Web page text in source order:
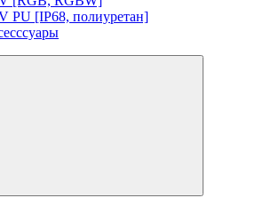
PU [IP68, полиуретан]